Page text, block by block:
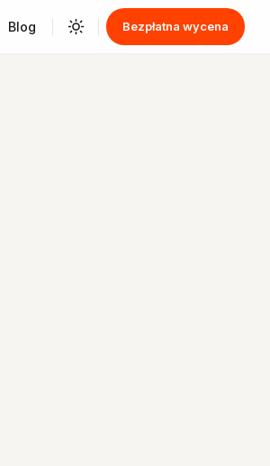
Blog Bezpłatna wycena